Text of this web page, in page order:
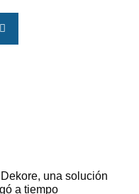
una solución
a tiempo